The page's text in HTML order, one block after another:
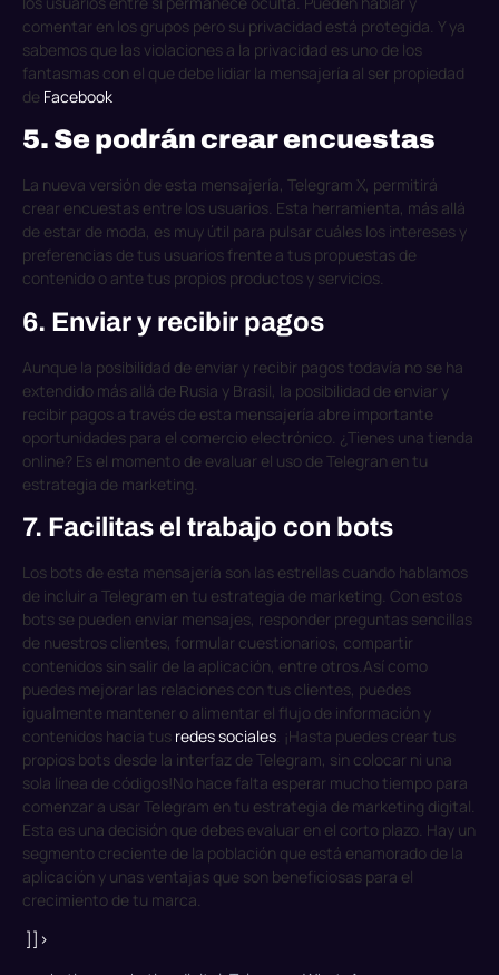
comentar en los grupos pero su privacidad está protegida. Y ya
sabemos que las violaciones a la privacidad es uno de los
fantasmas con el que debe lidiar la mensajería al ser propiedad
de Facebook
5. Se podrán crear encuestas
La nueva versión de esta mensajería, Telegram X, permitirá
crear encuestas entre los usuarios. Esta herramienta, más allá
de estar de moda, es muy útil para pulsar cuáles los intereses y
preferencias de tus usuarios frente a tus propuestas de
contenido o ante tus propios productos y servicios.
6. Enviar y recibir pagos
Aunque la posibilidad de enviar y recibir pagos todavía no se ha
extendido más allá de Rusia y Brasil, la posibilidad de enviar y
recibir pagos a través de esta mensajería abre importante
oportunidades para el comercio electrónico. ¿Tienes una tienda
online? Es el momento de evaluar el uso de Telegran en tu
estrategia de marketing.
7. Facilitas el trabajo con bots
Los bots de esta mensajería son las estrellas cuando hablamos
de incluir a Telegram en tu estrategia de marketing. Con estos
bots se pueden enviar mensajes, responder preguntas sencillas
de nuestros clientes, formular cuestionarios, compartir
contenidos sin salir de la aplicación, entre otros.Así como
puedes mejorar las relaciones con tus clientes, puedes
igualmente mantener o alimentar el flujo de información y
contenidos hacia tus redes sociales. ¡Hasta puedes crear tus
propios bots desde la interfaz de Telegram, sin colocar ni una
sola línea de códigos!No hace falta esperar mucho tiempo para
comenzar a usar Telegram en tu estrategia de marketing digital.
Esta es una decisión que debes evaluar en el corto plazo. Hay un
segmento creciente de la población que está enamorado de la
aplicación y unas ventajas que son beneficiosas para el
crecimiento de tu marca.
]]>